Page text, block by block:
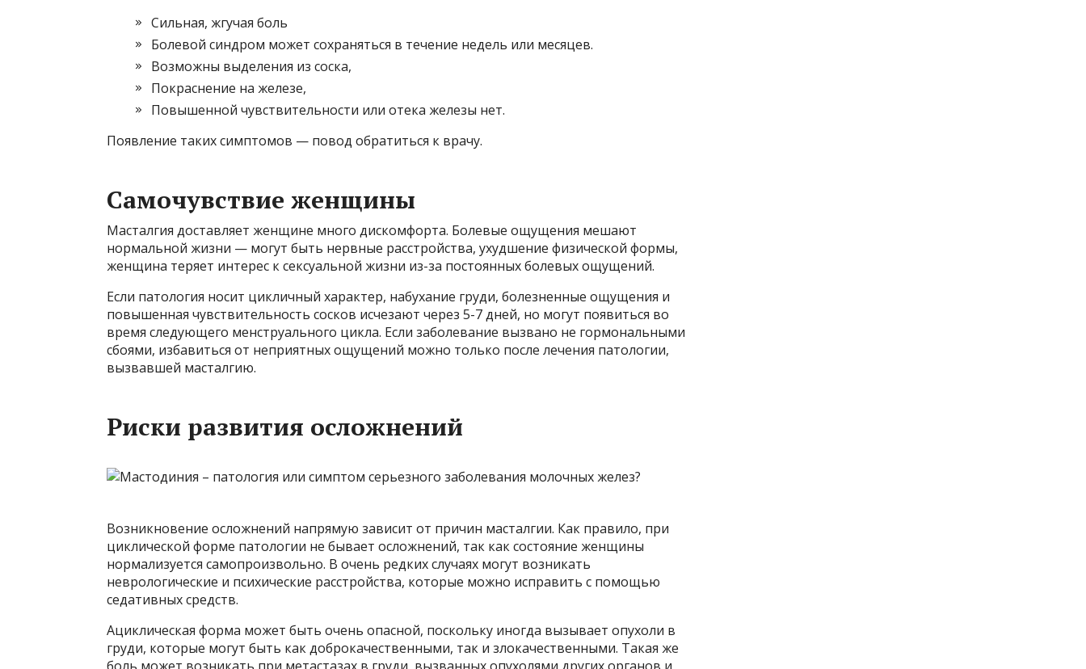
Сильная, жгучая боль
Болевой синдром может сохраняться в течение недель или месяцев.
Возможны выделения из соска,
Покраснение на железе,
Повышенной чувствительности или отека железы нет.
Появление таких симптомов — повод обратиться к врачу.
Самочувствие женщины
Масталгия доставляет женщине много дискомфорта. Болевые ощущения мешают
нормальной жизни — могут быть нервные расстройства, ухудшение физической формы,
женщина теряет интерес к сексуальной жизни из-за постоянных болевых ощущений.
Если патология носит цикличный характер, набухание груди, болезненные ощущения и
повышенная чувствительность сосков исчезают через 5-7 дней, но могут появиться во
время следующего менструального цикла. Если заболевание вызвано не гормональными
сбоями, избавиться от неприятных ощущений можно только после лечения патологии,
вызвавшей масталгию.
Риски развития осложнений
Возникновение осложнений напрямую зависит от причин масталгии. Как правило, при
циклической форме патологии не бывает осложнений, так как состояние женщины
нормализуется самопроизвольно. В очень редких случаях могут возникать
неврологические и психические расстройства, которые можно исправить с помощью
седативных средств.
Ациклическая форма может быть очень опасной, поскольку иногда вызывает опухоли в
груди, которые могут быть как доброкачественными, так и злокачественными. Такая же